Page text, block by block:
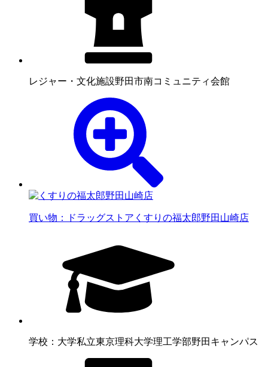
レジャー・文化施設野田市南コミュニティ会館
買い物：ドラッグストア くすりの福太郎野田山崎店
学校：大学私立東京理科大学理工学部野田キャンパス